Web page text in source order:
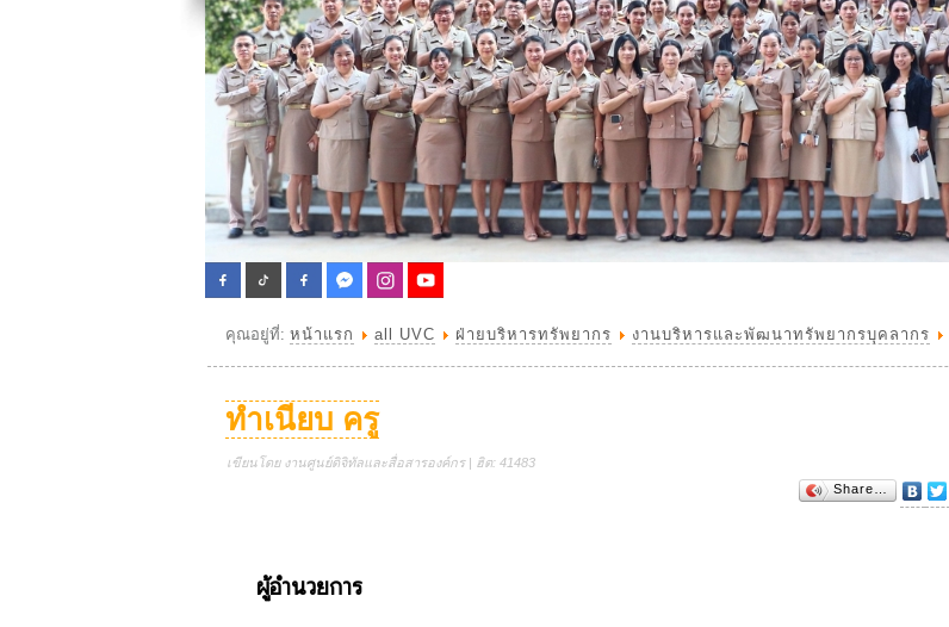
คุณอยู่ที่: หน้าแรก all UVC ฝ่ายบริหารทรัพยากร งานบริหารและพัฒนาทรัพยากรบุคลากร
ทำเนียบ ครู
เขียนโดย งานศูนย์ดิจิทัลและสื่อสารองค์กร | ฮิต: 41483
Share…